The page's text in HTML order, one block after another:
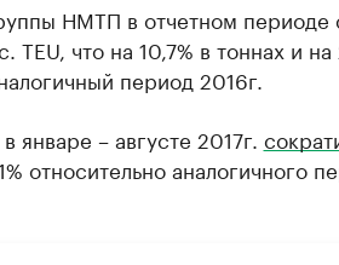
НМТП в отчетном периоде
TEU, что на 10,7% в тоннах и на
период 2016г.
– августе 2017г.
относительно аналогичного